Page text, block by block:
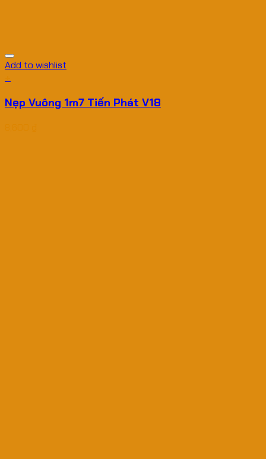
Add to wishlist
Nẹp Vuông 1m7 Tiến Phát V18